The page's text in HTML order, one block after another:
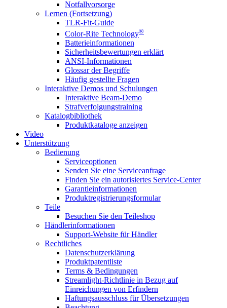
Notfallvorsorge
Lernen (Fortsetzung)
TLR-Fit-Guide
Color-Rite Technology®
Batterieinformationen
Sicherheitsbewertungen erklärt
ANSI-Informationen
Glossar der Begriffe
Häufig gestellte Fragen
Interaktive Demos und Schulungen
Interaktive Beam-Demo
Strafverfolgungstraining
Katalogbibliothek
Produktkataloge anzeigen
Video
Unterstützung
Bedienung
Serviceoptionen
Senden Sie eine Serviceanfrage
Finden Sie ein autorisiertes Service-Center
Garantieinformationen
Produktregistrierungsformular
Teile
Besuchen Sie den Teileshop
Händlerinformationen
Support-Website für Händler
Rechtliches
Datenschutzerklärung
Produktpatentliste
Terms & Bedingungen
Streamlight-Richtlinie in Bezug auf
Einreichungen von Erfindern
Haftungsausschluss für Übersetzungen